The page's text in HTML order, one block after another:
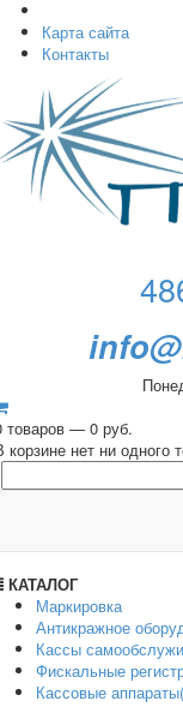
Карта сайта
Контакты
товаров — 0 руб.
корзине нет ни одного
КАТАЛОГ
Маркировка
Антикражное
Кассы
Фискальные
Кассовые